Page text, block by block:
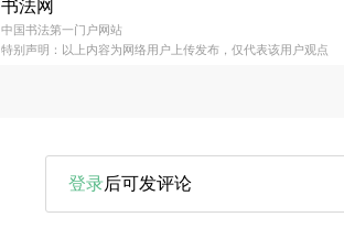
书法网
中国书法第一门户网站
特别声明：以上内容为网络用户上传发布，仅代表该用户观点
登录后可发评论